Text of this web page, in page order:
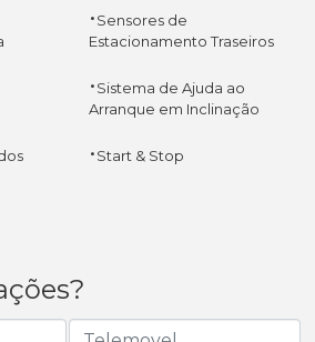
·Sensores de
Estacionamento Traseiros
·Sistema de Ajuda ao
Arranque em Inclinação
·Start & Stop